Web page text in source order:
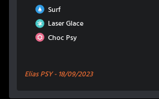
Eau
Surf
Glace
Laser Glace
PsyChoc Psy
Elias PSY - 18/09/2023